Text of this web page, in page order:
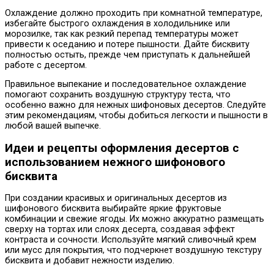
Охлаждение должно проходить при комнатной температуре,
избегайте быстрого охлаждения в холодильнике или
морозилке, так как резкий перепад температуры может
привести к оседанию и потере пышности. Дайте бисквиту
полностью остыть, прежде чем приступать к дальнейшей
работе с десертом.
Правильное выпекание и последовательное охлаждение
помогают сохранить воздушную структуру теста, что
особенно важно для нежных шифоновых десертов. Следуйте
этим рекомендациям, чтобы добиться легкости и пышности в
любой вашей выпечке.
Идеи и рецепты оформления десертов с
использованием нежного шифонового
бисквита
При создании красивых и оригинальных десертов из
шифонового бисквита выбирайте яркие фруктовые
комбинации и свежие ягоды. Их можно аккуратно размещать
сверху на тортах или слоях десерта, создавая эффект
контраста и сочности. Используйте мягкий сливочный крем
или мусс для покрытия, что подчеркнет воздушную текстуру
бисквита и добавит нежности изделию.